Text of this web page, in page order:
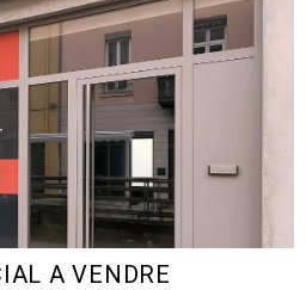
A VENDRE